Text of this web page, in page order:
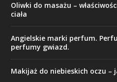
Oliwki do masażu –
ciała
Angielskie marki perfum.
perfumy gwiazd.
Makijaż do niebieskich oczu –